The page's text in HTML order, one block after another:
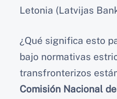
Letonia (Latvijas
¿Qué significa esto
bajo normativas
transfronterizos
Comisión Nacional